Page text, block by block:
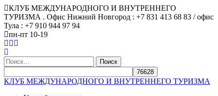
КЛУБ МЕЖДУНАРОДНОГО И ВНУТРЕННЕГО
ТУРИЗМА . Офис Нижний Новгород : +7 831 413 68 83 / офис
Тула : +7 910 944 97 94
пн-пт 10-19
Найти:
КЛУБ МЕЖДУНАРОДНОГО И ВНУТРЕННЕГО ТУРИЗМА